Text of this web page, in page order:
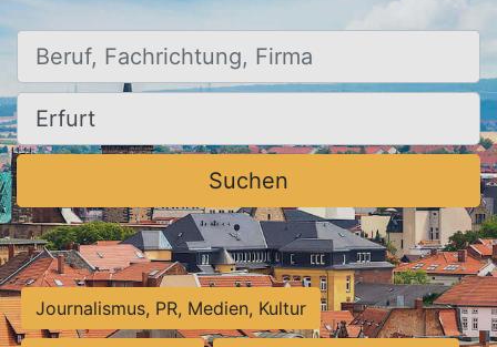
Beruf, Fachrichtung, Firma
Ort, Stadt
Suchen
Journalismus, PR, Medien, Kultur